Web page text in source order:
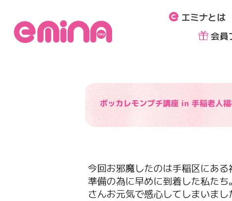
エミナとは
会員
ポッカレモンプチ講座 in 手稲老人
今回お邪魔したのは手稲区にある
準備の為に早めに到着した私た
さんお元気で感心してしまいまし